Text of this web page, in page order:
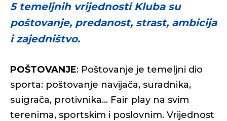
5 temeljnih vrijednosti Kluba su
poštovanje, predanost, strast, ambicija
i zajedništvo.
POŠTOVANJE: Poštovanje je temeljni dio
sporta: poštovanje navijača, suradnika,
suigrača, protivnika... Fair play na svim
terenima, sportskim i poslovnim. Vrijednost